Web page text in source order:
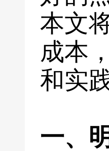
本文
成本
和实践
一、